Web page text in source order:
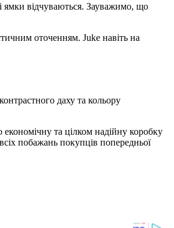
ямки відчуваються. Зауважимо, що
оточенням. Juke навіть на
даху та кольору
та цілком надійну коробку
побажань покупців попередньої